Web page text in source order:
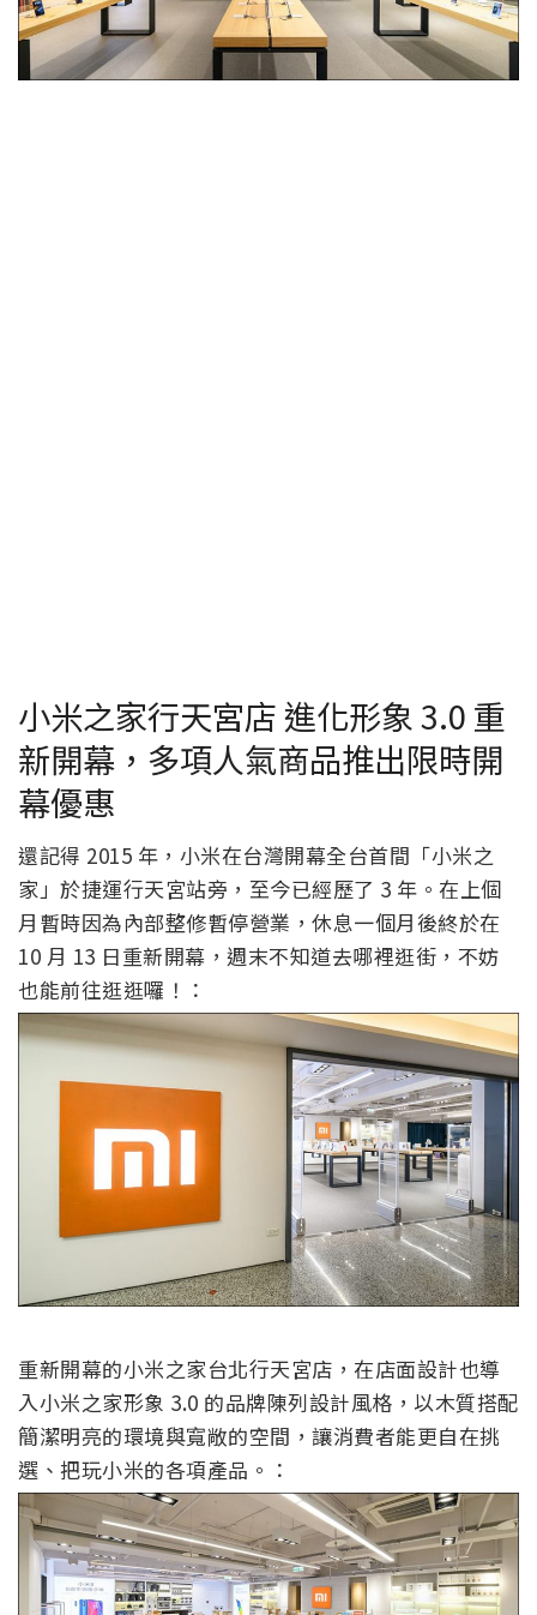
小米之家行天宮店 進化形象 3.0 重
新開幕，多項人氣商品推出限時開
幕優惠
還記得 2015 年，小米在台灣開幕全台首間「小米之
家」於捷運行天宮站旁，至今已經歷了 3 年。在上個
月暫時因為內部整修暫停營業，休息一個月後終於在
10 月 13 日重新開幕，週末不知道去哪裡逛街，不妨
也能前往逛逛囉！：
重新開幕的小米之家台北行天宮店，在店面設計也導
入小米之家形象 3.0 的品牌陳列設計風格，以木質搭配
簡潔明亮的環境與寬敞的空間，讓消費者能更自在挑
選、把玩小米的各項產品。：